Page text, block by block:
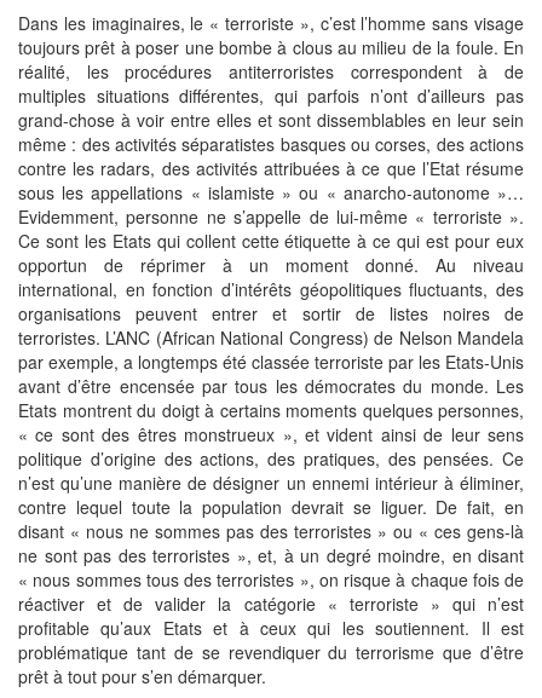
Dans les imaginaires, le « terroriste », c’est l’homme sans visage
toujours prêt à poser une bombe à clous au milieu de la foule. En
réalité, les procédures antiterroristes correspondent à de
multiples situations différentes, qui parfois n’ont d’ailleurs pas
grand-chose à voir entre elles et sont dissemblables en leur sein
même : des activités séparatistes basques ou corses, des actions
contre les radars, des activités attribuées à ce que l’Etat résume
sous les appellations « islamiste » ou « anarcho-autonome »…
Evidemment, personne ne s’appelle de lui-même « terroriste ».
Ce sont les Etats qui collent cette étiquette à ce qui est pour eux
opportun de réprimer à un moment donné. Au niveau
international, en fonction d’intérêts géopolitiques fluctuants, des
organisations peuvent entrer et sortir de listes noires de
terroristes. L’ANC (African National Congress) de Nelson Mandela
par exemple, a longtemps été classée terroriste par les Etats-Unis
avant d’être encensée par tous les démocrates du monde. Les
Etats montrent du doigt à certains moments quelques personnes,
« ce sont des êtres monstrueux », et vident ainsi de leur sens
politique d’origine des actions, des pratiques, des pensées. Ce
n’est qu’une manière de désigner un ennemi intérieur à éliminer,
contre lequel toute la population devrait se liguer. De fait, en
disant « nous ne sommes pas des terroristes » ou « ces gens-là
ne sont pas des terroristes », et, à un degré moindre, en disant
« nous sommes tous des terroristes », on risque à chaque fois de
réactiver et de valider la catégorie « terroriste » qui n’est
profitable qu’aux Etats et à ceux qui les soutiennent. Il est
problématique tant de se revendiquer du terrorisme que d’être
prêt à tout pour s’en démarquer.